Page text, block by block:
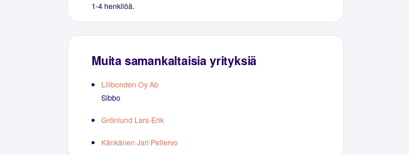
1-4 henkilöä.
Muita samankaltaisia yrityksiä
Lillbonden Oy Ab
Sibbo
Grönlund Lars-Erik
Känkänen Jari Pellervo